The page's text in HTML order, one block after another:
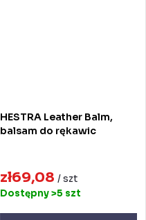
HESTRA Leather Balm,
balsam do rękawic
zł69,08 / szt
Dostępny>5 szt